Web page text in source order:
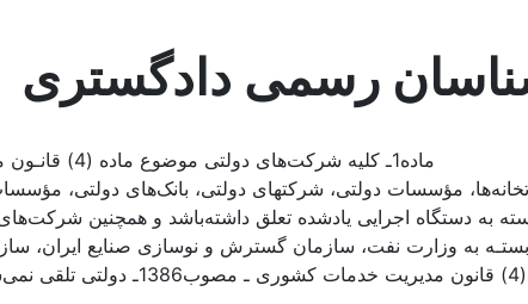
رسمی دادگستری
مؤسسات دولتی، شرکتهای دولتی، بانک‌های دولتی،
دستگاه اجرایی یادشده تعلق داشته‌باشد و همچنین
به وزارت نفت، سازمان گسترش و نوسازی صنایع ایران،
و وابسته هر یک از آنها و همچنیـن